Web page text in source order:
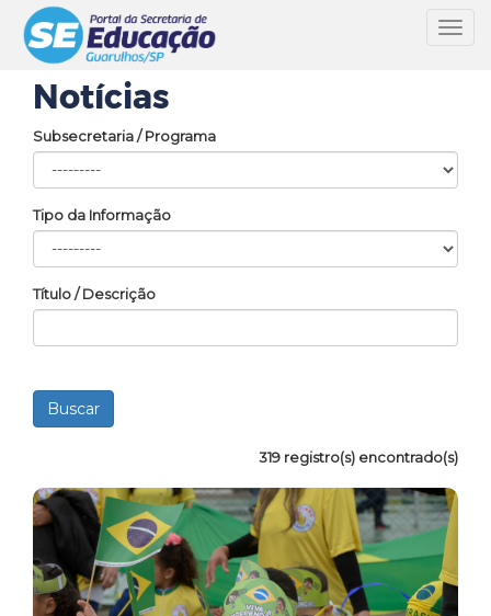
Notícias
Subsecretaria / Programa
Tipo da Informação
Título / Descrição
319 registro(s) encontrado(s)